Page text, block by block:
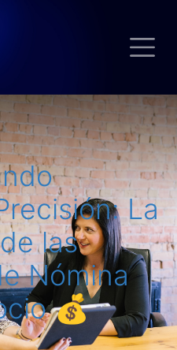
La
las
Nómina
💰